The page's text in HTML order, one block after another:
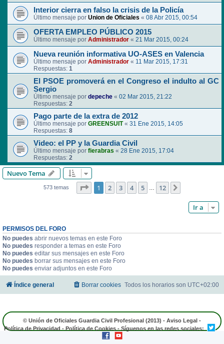
Interior cierra en falso la crisis de la Policía
Último mensaje por Union de Oficiales « 08 Abr 2015, 00:54
OFERTA EMPLEO PÚBLICO 2015
Último mensaje por Administrador « 21 Mar 2015, 00:24
Nueva reunión informativa UO-ASES en Valencia
Último mensaje por Administrador « 11 Mar 2015, 17:31
Respuestas: 1
El PSOE promoverá en el Congreso el indulto al GC
Sergio
Último mensaje por depeche « 02 Mar 2015, 21:22
Respuestas: 2
Pago parte de la extra de 2012
Último mensaje por GREENSUIT« 31 Ene 2015, 14:05
Respuestas: 8
Video: el PP y la Guardia Civil
Último mensaje por fierabras « 28 Ene 2015, 17:04
Respuestas: 2
Nuevo Tema
573 temas Página de 12
1 2 3 4 5 … 12
Ir a
PERMISOS DEL FORO
No puedes abrir nuevos temas en este Foro
No puedes responder a temas en este Foro
No puedes editar sus mensajes en este Foro
No puedes borrar sus mensajes en este Foro
No puedes enviar adjuntos en este Foro
Índice general Todos los horarios son UTC+02:00
Borrar cookies
© Unión de Oficiales Guardia Civil Profesional (2013) - Aviso Legal -
Política de Privacidad-Política de Cookies- Síguenos en las redes sociales: